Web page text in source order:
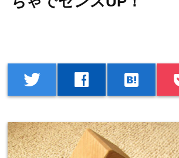
twitter facebook hatenabookmark